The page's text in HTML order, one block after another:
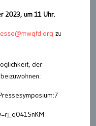
2023, um 11 Uhr.
zu
der